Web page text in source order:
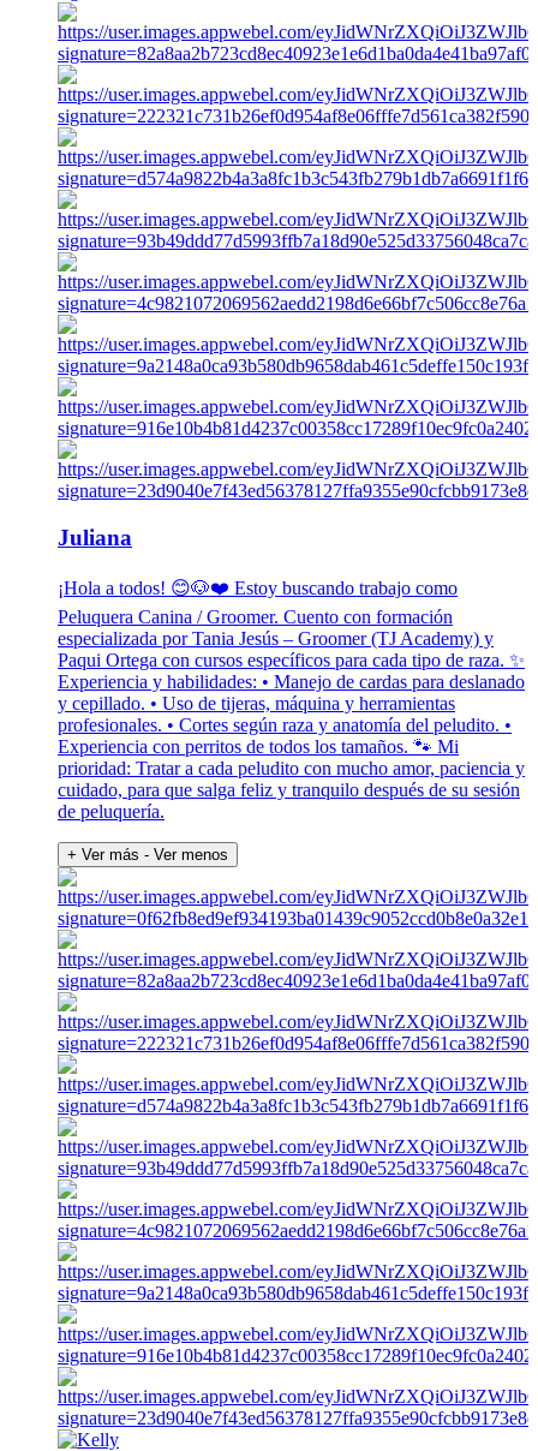
Juliana
¡Hola a todos! 😊🐶❤️ Estoy buscando trabajo como
Peluquera Canina / Groomer. Cuento con formación
especializada por Tania Jesús – Groomer (TJ Academy) y
Paqui Ortega con cursos específicos para cada tipo de raza. ✨
Experiencia y habilidades: • Manejo de cardas para deslanado
y cepillado. • Uso de tijeras, máquina y herramientas
profesionales. • Cortes según raza y anatomía del peludito. •
Experiencia con perritos de todos los tamaños. 🐾 Mi
prioridad: Tratar a cada peludito con mucho amor, paciencia y
cuidado, para que salga feliz y tranquilo después de su sesión
de peluquería.
+ Ver más - Ver menos